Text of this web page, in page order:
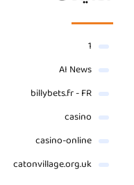
1
AI News
billybets.fr - FR
casino
casino-online
catonvillage.org.uk